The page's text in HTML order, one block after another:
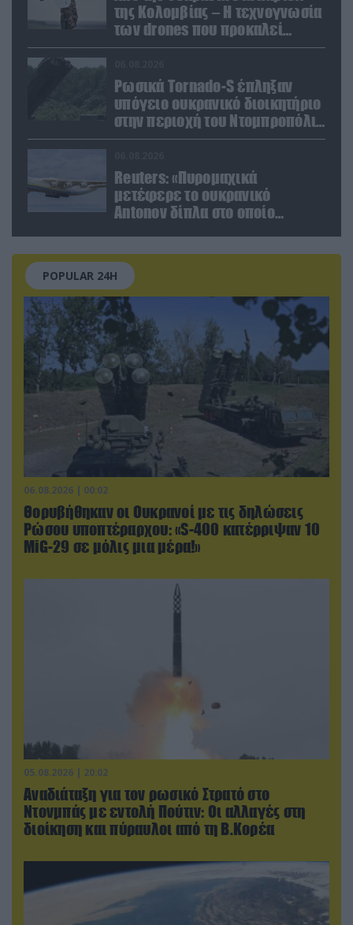
της Κολομβίας – Η τεχνογνωσία
των drones που προκαλεί
ανησυχία
Ρωσικά Tornado-S έπληξαν
υπόγειο ουκρανικό διοικητήριο
στην περιοχή του Ντομπροπόλιε
(βίντεο)
Reuters: «Πυρομαχικά
μετέφερε το ουκρανικό
Antonov δίπλα στο οποίο
POPULAR 24H
06.08.2026 | 00:02
Θορυβήθηκαν οι Ουκρανοί με τις δηλώσεις
Ρώσου υποπτέραρχου: «S-400 κατέρριψαν 10
MiG-29 σε μόλις μια μέρα!»
05.08.2026 | 20:02
Αναδιάταξη για τον ρωσικό Στρατό στο
Ντονμπάς με εντολή Πούτιν: Οι αλλαγές στη
διοίκηση και πύραυλοι από τη Β.Κορέα